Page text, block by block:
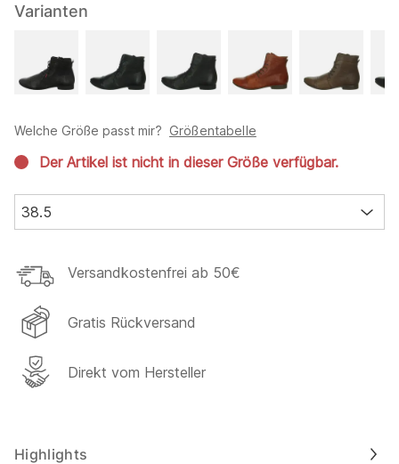
Varianten
Welche Größe passt mir? Größentabelle
Der Artikel ist nicht in dieser Größe verfügbar.
38.5
Versandkostenfrei ab 50€
Gratis Rückversand
Direkt vom Hersteller
Highlights